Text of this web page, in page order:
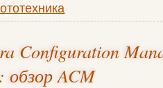
Configuration
обзор ACM